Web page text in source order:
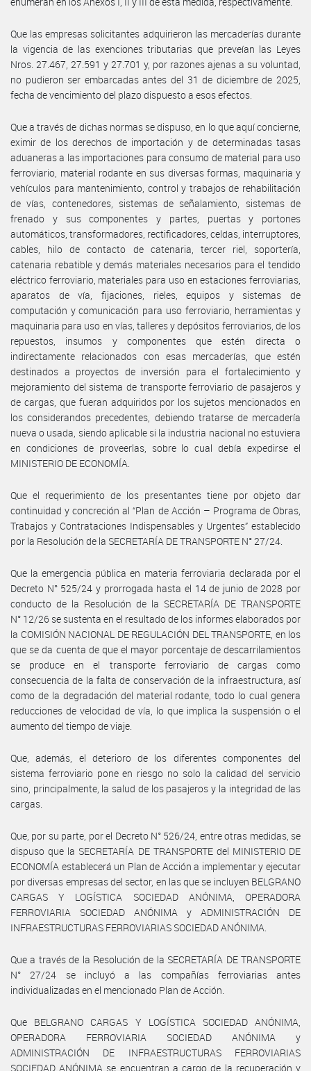
Que las empresas solicitantes adquirieron las mercaderías durante
la vigencia de las exenciones tributarias que preveían las Leyes
Nros. 27.467, 27.591 y 27.701 y, por razones ajenas a su voluntad,
no pudieron ser embarcadas antes del 31 de diciembre de 2025,
fecha de vencimiento del plazo dispuesto a esos efectos.
Que a través de dichas normas se dispuso, en lo que aquí concierne,
eximir de los derechos de importación y de determinadas tasas
aduaneras a las importaciones para consumo de material para uso
ferroviario, material rodante en sus diversas formas, maquinaria y
vehículos para mantenimiento, control y trabajos de rehabilitación
de vías, contenedores, sistemas de señalamiento, sistemas de
frenado y sus componentes y partes, puertas y portones
automáticos, transformadores, rectificadores, celdas, interruptores,
cables, hilo de contacto de catenaria, tercer riel, soportería,
catenaria rebatible y demás materiales necesarios para el tendido
eléctrico ferroviario, materiales para uso en estaciones ferroviarias,
aparatos de vía, fijaciones, rieles, equipos y sistemas de
computación y comunicación para uso ferroviario, herramientas y
maquinaria para uso en vías, talleres y depósitos ferroviarios, de los
repuestos, insumos y componentes que estén directa o
indirectamente relacionados con esas mercaderías, que estén
destinados a proyectos de inversión para el fortalecimiento y
mejoramiento del sistema de transporte ferroviario de pasajeros y
de cargas, que fueran adquiridos por los sujetos mencionados en
los considerandos precedentes, debiendo tratarse de mercadería
nueva o usada, siendo aplicable si la industria nacional no estuviera
en condiciones de proveerlas, sobre lo cual debía expedirse el
MINISTERIO DE ECONOMÍA.
Que el requerimiento de los presentantes tiene por objeto dar
continuidad y concreción al “Plan de Acción – Programa de Obras,
Trabajos y Contrataciones Indispensables y Urgentes” establecido
por la Resolución de la SECRETARÍA DE TRANSPORTE N° 27/24.
Que la emergencia pública en materia ferroviaria declarada por el
Decreto N° 525/24 y prorrogada hasta el 14 de junio de 2028 por
conducto de la Resolución de la SECRETARÍA DE TRANSPORTE
N° 12/26 se sustenta en el resultado de los informes elaborados por
la COMISIÓN NACIONAL DE REGULACIÓN DEL TRANSPORTE, en los
que se da cuenta de que el mayor porcentaje de descarrilamientos
se produce en el transporte ferroviario de cargas como
consecuencia de la falta de conservación de la infraestructura, así
como de la degradación del material rodante, todo lo cual genera
reducciones de velocidad de vía, lo que implica la suspensión o el
aumento del tiempo de viaje.
Que, además, el deterioro de los diferentes componentes del
sistema ferroviario pone en riesgo no solo la calidad del servicio
sino, principalmente, la salud de los pasajeros y la integridad de las
cargas.
Que, por su parte, por el Decreto N° 526/24, entre otras medidas, se
dispuso que la SECRETARÍA DE TRANSPORTE del MINISTERIO DE
ECONOMÍA establecerá un Plan de Acción a implementar y ejecutar
por diversas empresas del sector, en las que se incluyen BELGRANO
CARGAS Y LOGÍSTICA SOCIEDAD ANÓNIMA, OPERADORA
FERROVIARIA SOCIEDAD ANÓNIMA y ADMINISTRACIÓN DE
INFRAESTRUCTURAS FERROVIARIAS SOCIEDAD ANÓNIMA.
Que a través de la Resolución de la SECRETARÍA DE TRANSPORTE
N° 27/24 se incluyó a las compañías ferroviarias antes
individualizadas en el mencionado Plan de Acción.
Que BELGRANO CARGAS Y LOGÍSTICA SOCIEDAD ANÓNIMA,
OPERADORA FERROVIARIA SOCIEDAD ANÓNIMA y
ADMINISTRACIÓN DE INFRAESTRUCTURAS FERROVIARIAS
SOCIEDAD ANÓNIMA se encuentran a cargo de la recuperación y